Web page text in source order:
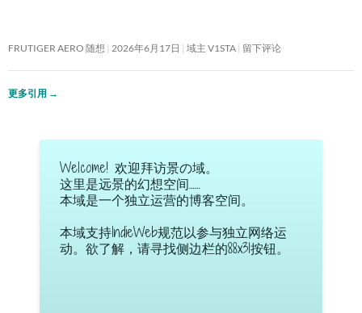
FRUTIGER AERO 随想 2026年6月17日 域主 V1STA 留下评论
更多引用 →
Welcome! 欢迎拜访景の域。
这里是远景的幻想空间……
本域是一个独立运营的博客空间。
本域支持IndieWeb规范以参与独立网络运
动。欲了解，请寻找侧边栏的88x31按钮。